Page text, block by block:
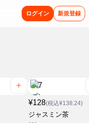
ログイン 新規登録
¥128(税込¥138.24)
ジャスミン茶